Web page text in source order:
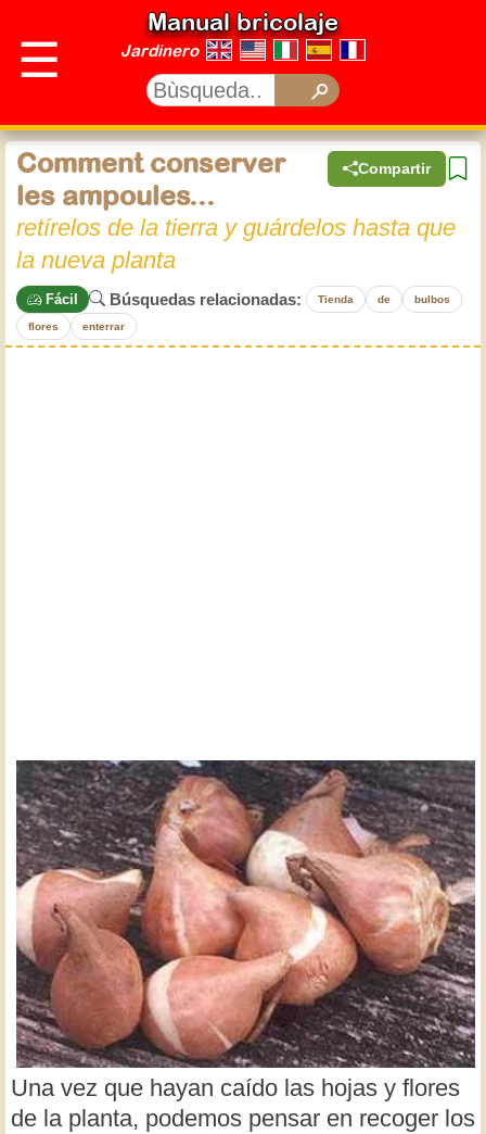
☰
Manual bricolaje
Jardinero
Compartir
Comment conserver
les ampoules...
retírelos de la tierra y guárdelos hasta que
la nueva planta
Fácil Búsquedas relacionadas: Tienda de bulbos
flores enterrar
Una vez que hayan caído las hojas y flores
de la planta, podemos pensar en recoger los